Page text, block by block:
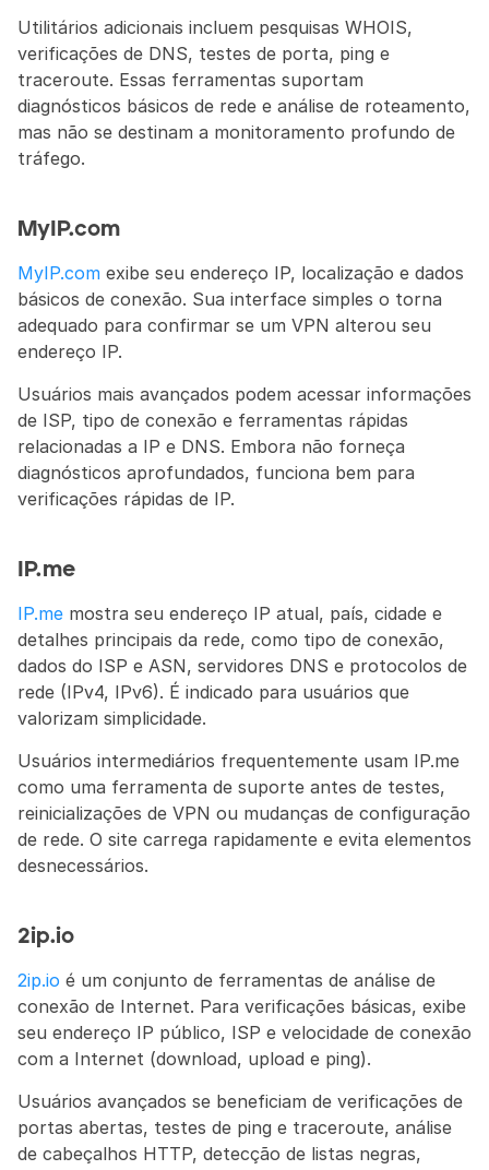
Utilitários adicionais incluem pesquisas WHOIS,
verificações de DNS, testes de porta, ping e
traceroute. Essas ferramentas suportam
diagnósticos básicos de rede e análise de roteamento,
mas não se destinam a monitoramento profundo de
tráfego.
MyIP.com
MyIP.com exibe seu endereço IP, localização e dados
básicos de conexão. Sua interface simples o torna
adequado para confirmar se um VPN alterou seu
endereço IP.
Usuários mais avançados podem acessar informações
de ISP, tipo de conexão e ferramentas rápidas
relacionadas a IP e DNS. Embora não forneça
diagnósticos aprofundados, funciona bem para
verificações rápidas de IP.
IP.me
IP.me mostra seu endereço IP atual, país, cidade e
detalhes principais da rede, como tipo de conexão,
dados do ISP e ASN, servidores DNS e protocolos de
rede (IPv4, IPv6). É indicado para usuários que
valorizam simplicidade.
Usuários intermediários frequentemente usam IP.me
como uma ferramenta de suporte antes de testes,
reinicializações de VPN ou mudanças de configuração
de rede. O site carrega rapidamente e evita elementos
desnecessários.
2ip.io
2ip.io é um conjunto de ferramentas de análise de
conexão de Internet. Para verificações básicas, exibe
seu endereço IP público, ISP e velocidade de conexão
com a Internet (download, upload e ping).
Usuários avançados se beneficiam de verificações de
portas abertas, testes de ping e traceroute, análise
de cabeçalhos HTTP, detecção de listas negras,